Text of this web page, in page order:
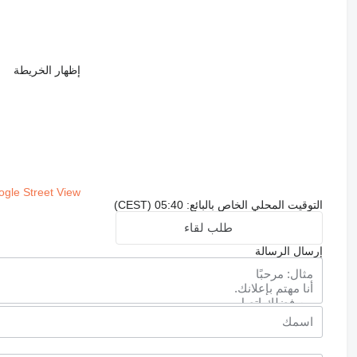
إظهار الخريطة
Street View
التوقيت المحلي الخاص بالبائع: 05:40 (CEST)
طلب لقاء
إرسال الرسالة